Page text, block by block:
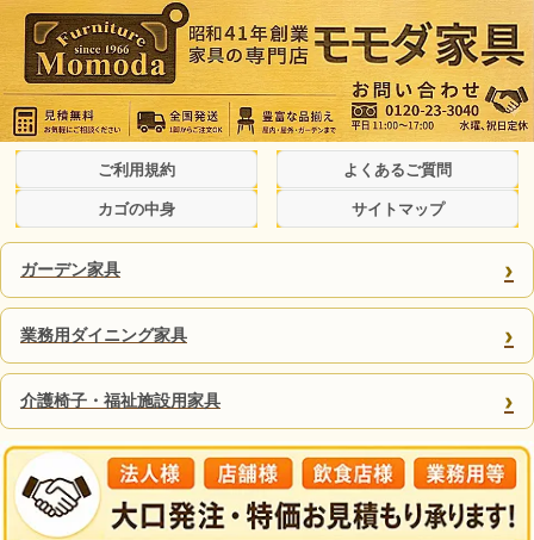
ご利用規約 よくあるご質問
カゴの中身 サイトマップ
ガーデン家具 ›
業務用ダイニング家具 ›
介護椅子・福祉施設用家具 ›